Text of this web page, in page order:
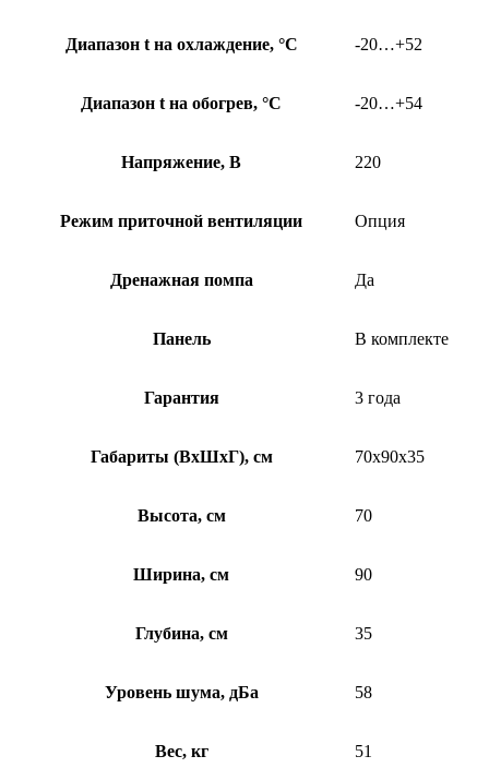
Диапазон t на охлаждение, °С -20…+52
Диапазон t на обогрев, °С -20…+54
Напряжение, В 220
Режим приточной вентиляции Опция
Дренажная помпа Да
Панель В комплекте
Гарантия 3 года
Габариты (ВхШхГ), см 70x90x35
Высота, см 70
Ширина, см 90
Глубина, см 35
Уровень шума, дБа 58
Вес, кг 51